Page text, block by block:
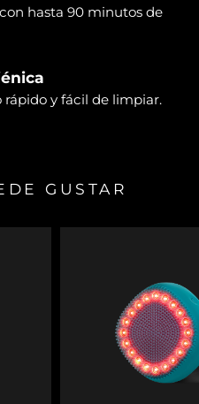
hasta 90 minutos de
rápido y fácil de limpiar.
GUSTAR